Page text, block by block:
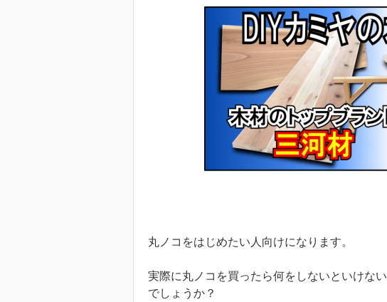
丸ノコをはじめたい人向けになります。
実際に丸ノコを買ったら何をしないといけない
でしょうか？